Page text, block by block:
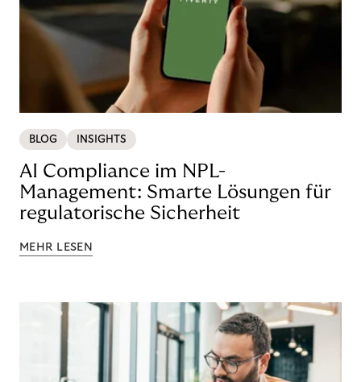
BLOG INSIGHTS
AI Compliance im NPL-
Management: Smarte Lösungen für
regulatorische Sicherheit
MEHR LESEN